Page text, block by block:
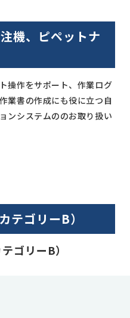
機、ピペットナ
操作をサポート、作業ログ
業書の作成にも役に立つ自
ンシステムののお取り扱い
テゴリーB）
ゴリーB）